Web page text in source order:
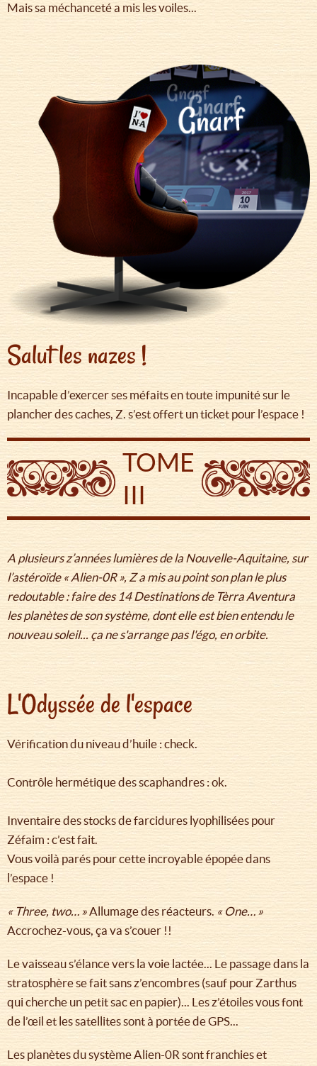
Mais sa méchanceté a mis les voiles...
Salut les nazes !
Incapable d’exercer ses méfaits en toute impunité sur le
plancher des caches, Z. s’est offert un ticket pour l’espace !
TOME
III
A plusieurs z’années lumières de la Nouvelle-Aquitaine, sur
l’astéroïde « Alien-0R », Z a mis au point son plan le plus
redoutable : faire des 14 Destinations de Tèrra Aventura
les planètes de son système, dont elle est bien entendu le
nouveau soleil... ça ne s'arrange pas l'égo, en orbite.
L'Odyssée de l'espace
Vérification du niveau d’huile : check.
Contrôle hermétique des scaphandres : ok.
Inventaire des stocks de farcidures lyophilisées pour
Zéfaim : c’est fait.
Vous voilà parés pour cette incroyable épopée dans
l’espace !
« Three, two… »Allumage des réacteurs. « One… »
Accrochez-vous, ça va s’couer !!
Le vaisseau s’élance vers la voie lactée... Le passage dans la
stratosphère se fait sans z’encombres (sauf pour Zarthus
qui cherche un petit sac en papier)... Les z’étoiles vous font
de l’œil et les satellites sont à portée de GPS...
Les planètes du système Alien-0R sont franchies et